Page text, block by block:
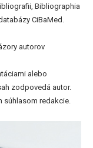
Bibliographia
CiBaMed.
autorov
alebo
zodpovedá autor.
súhlasom redakcie.